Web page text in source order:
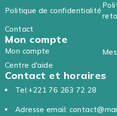
Politique de confidentialité
Contact
Mon compte
Mon compte
Centre d'aide
Contact et horaires
Tel:+221 76 263 72 28
Adresse email: